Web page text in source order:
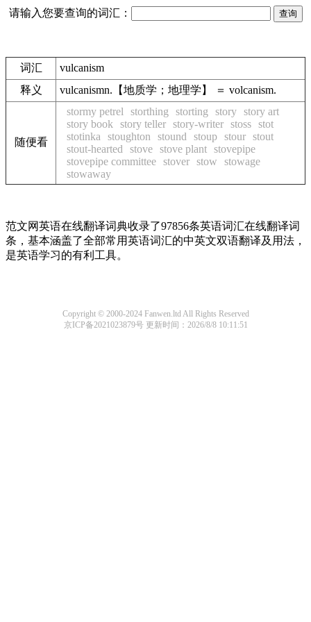
请输入您要查询的词汇：
词汇
vulcanism
释义
vulcanismn.【地质学；地理学】 ＝ volcanism.
随便看
stormy petrel storthing storting story story art
story book
story teller story-writer stoss stot
stotinka
stoughton stound stoup stour stout
stout-hearted
stove stove plant stovepipe
stovepipe committee stover stow
stowage
stowaway
范文网英语在线翻译词典收录了97856条英语词汇在线翻译词
条，基本涵盖了全部常用英语词汇的中英文双语翻译及用法，
是英语学习的有利工具。
Copyright © 2000-2024 Fanwen.ltd All Rights Reserved
京ICP备2021023879号更新时间：2026/8/8 10:11:51